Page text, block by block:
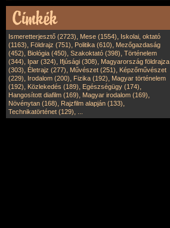
Ismeretterjesztő (2723), Mese (1554), Iskolai, oktató
(1163), Földrajz (751), Politika (610), Mezőgazdaság
(452), Biológia (450), Szakoktató (398), Történelem
(344), Ipar (324), Ifjúsági (308), Magyarország földrajza
(303), Életrajz (277), Művészet (251), Képzőművészet
(229), Irodalom (200), Fizika (192), Magyar történelem
(192), Közlekedés (189), Egészségügy (174),
Hangosított diafilm (169), Magyar irodalom (169),
Növénytan (168), Rajzfilm alapján (133),
Technikatörténet (129),